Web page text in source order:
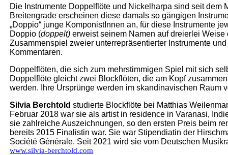
Die Instrumente Doppelflöte und Nickelharpa sind seit
Breitengrade erscheinen diese damals so gängigen
„Doppio“ junge KomponistInnen an, für diese Instrumente
Doppio (doppelt) erweist seinem Namen auf dreierlei
Zusammenspiel zweier unterrepräsentierter Instrumente
Kommentaren.
Doppelflöten, die sich zum mehrstimmigen Spiel mit sich
Doppelflöte gleicht zwei Blockflöten, die am Kopf
werden. Ihre Ursprünge werden im skandinavischen Raum
Silvia Berchtold studierte Blockflöte bei Matthias
Februar 2018 war sie als artist in residence in Varanasi,
sie zahlreiche Auszeichnungen, so den ersten Preis beim
bereits 2015 Finalistin war. Sie war Stipendiatin der
Société Générale. Seit 2021 wird sie vom Deutschen
www.silvia-berchtold.com